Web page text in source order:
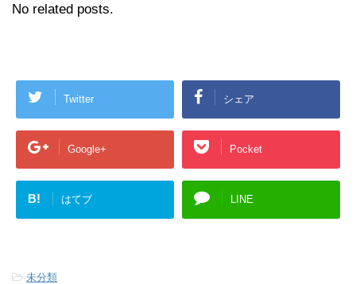
No related posts.
Twitter シェア
Google+ Pocket
B! はてブ LINE
-未分類